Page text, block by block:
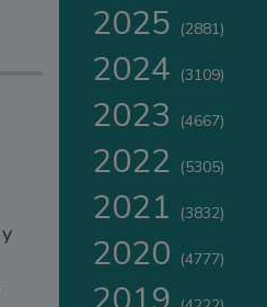
2025 (2881)
2024 (3109)
2023 (4667)
2022 (5305)
2021 (3832)
2020 (4777)